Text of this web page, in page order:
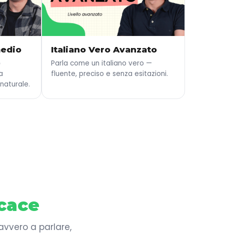
Italiano Vero Avanzato
Parla come un italiano vero —
fluente, preciso e senza esitazioni.
a parlare,